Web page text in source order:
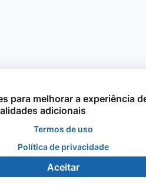
para melhorar a experiência
adicionais
Termos de uso
Política de privacidade
Aceitar